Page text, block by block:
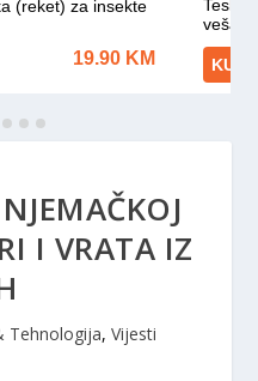
I VRATA IZ
Tehnologija, Vijesti